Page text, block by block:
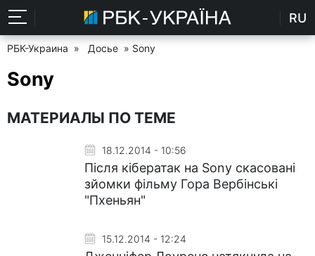
RU
РБК-Украина » Досье » Sony
Sony
МАТЕРИАЛЫ ПО ТЕМЕ
18.12.2014 - 10:56
Після кібератак на Sony скасовані
зйомки фільму Гора Вербінські
"Пхеньян"
15.12.2014 - 12:24